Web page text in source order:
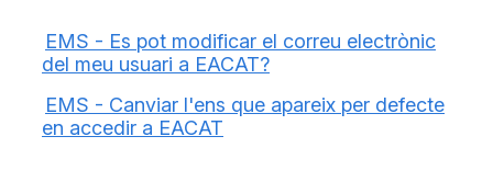
EMS - Es pot modificar el correu electrònic
del meu usuari a EACAT?
EMS - Canviar l'ens que apareix per defecte
en accedir a EACAT